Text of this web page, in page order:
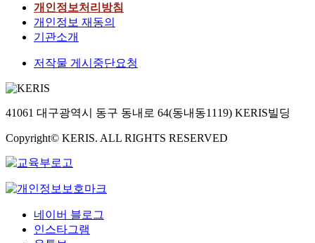
개인정보처리방침
개인정보 재동의
기관소개
저작물 게시중단요청
41061 대구광역시 동구 동내로 64(동내동1119) KERIS빌딩
Copyright© KERIS. ALL RIGHTS RESERVED
네이버 블로그
인스타그램